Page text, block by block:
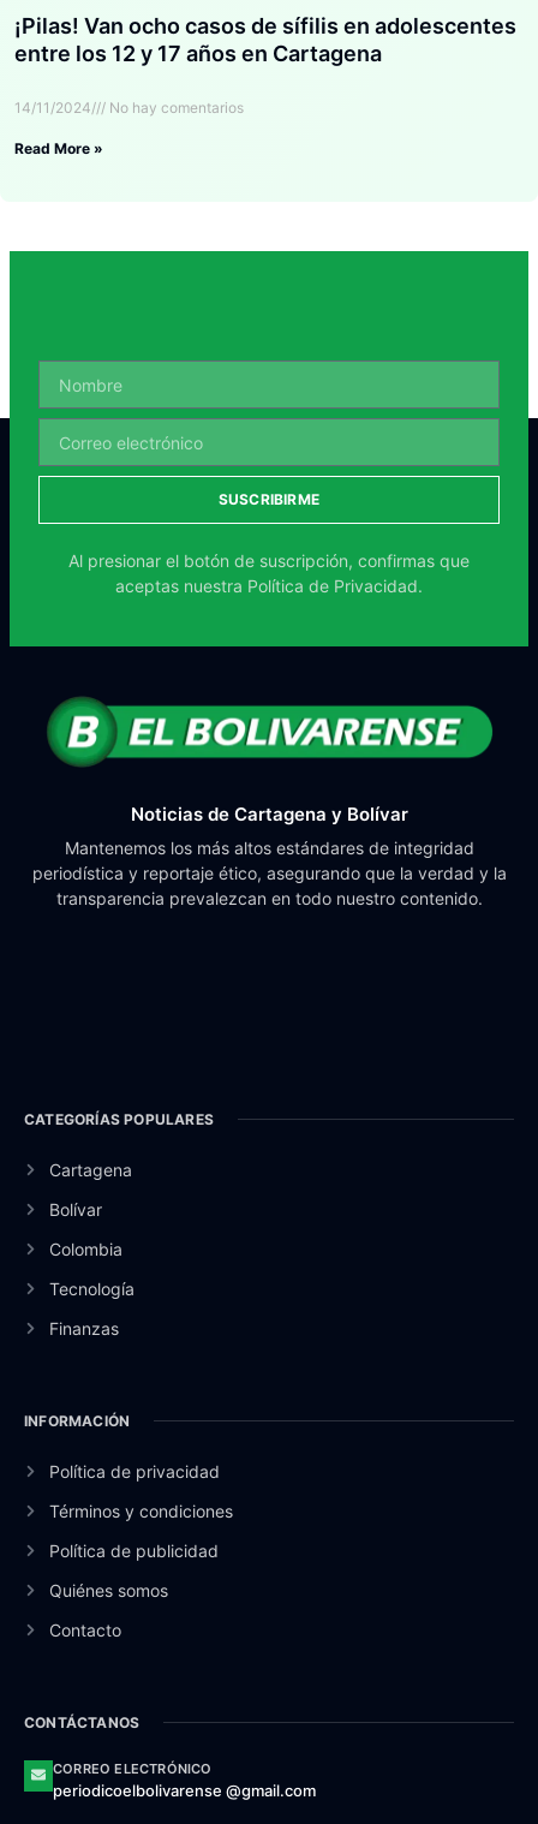
¡Pilas! Van ocho casos de sífilis en adolescentes
entre los 12 y 17 años en Cartagena
14/11/2024 No hay comentarios
Read More »
SUSCRIBIRME
Al presionar el botón de suscripción, confirmas que
aceptas nuestra Política de Privacidad.
Noticias de Cartagena y Bolívar
Mantenemos los más altos estándares de integridad
periodística y reportaje ético, asegurando que la verdad y la
transparencia prevalezcan en todo nuestro contenido.
CATEGORÍAS POPULARES
Cartagena
Bolívar
Colombia
Tecnología
Finanzas
INFORMACIÓN
Política de privacidad
Términos y condiciones
Política de publicidad
Quiénes somos
Contacto
CONTÁCTANOS
CORREO ELECTRÓNICO
periodicoelbolivarense @gmail.com